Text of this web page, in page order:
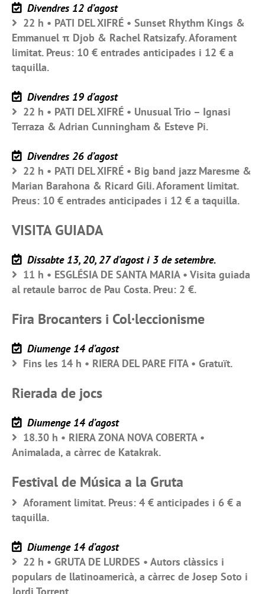
Divendres 12 d’agost
22 h • PATI DEL XIFRÉ • Sunset Rhythm Kings &
Emmanuel π Djob & Rachel Ratsizafy. Aforament
limitat. Preus: 10 € entrades anticipades i 12 € a
taquilla.
Divendres 19 d’agost
22 h • PATI DEL XIFRÉ • Unusual Trio – Ignasi
Terraza & Adrian Cunningham & Esteve Pi.
Divendres 26 d’agost
22 h • PATI DEL XIFRÉ • Big band jazz Maresme &
Marian Barahona & Ricard Gili. Aforament limitat.
Preus: 10 € entrades anticipades i 12 € a taquilla.
VISITA GUIADA
Dissabte 13, 20, 27 d’agost i 3 de setembre.
11 h • ESGLÉSIA DE SANTA MARIA • Visita guiada
al retaule barroc de Pau Costa. Preu: 2 €.
Fira Brocanters i Col·leccionisme
Diumenge 14 d’agost
Fins les 14 h • RIERA DEL PARE FITA • Gratuït.
Rierada de jocs
Diumenge 14 d’agost
18.30 h • RIERA ZONA NOVA COBERTA •
Animalada, a càrrec de Katakrak.
Festival de Música a la Gruta
Aforament limitat. Preus: 4 € anticipades i 6 € a
taquilla.
Diumenge 14 d’agost
22 h • GRUTA DE LURDES • Autors clàssics i
populars de llatinoamericà, a càrrec de Josep Soto i
Jordi Torrent.